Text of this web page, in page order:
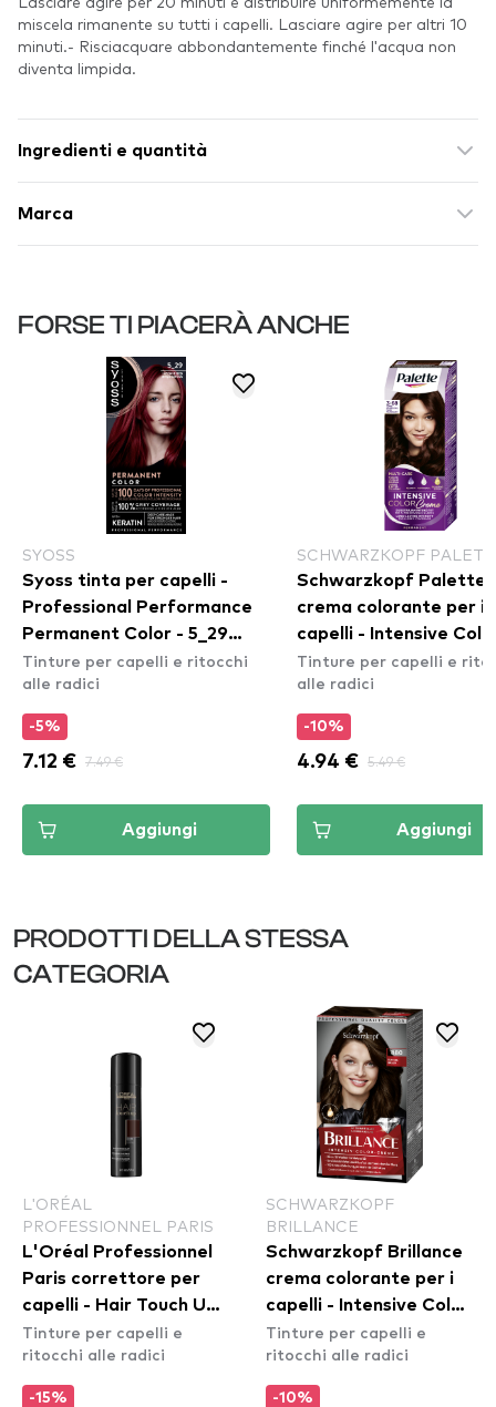
miscela rimanente su tutti i capelli. Lasciare agire per altri 10
minuti.- Risciacquare abbondantemente finché l'acqua non
diventa limpida.
Ingredienti e quantità
Marca
FORSE TI PIACERÀ ANCHE
SYOSS
Syoss tinta per capelli -
Professional Performance
Permanent Color - 5_29
Intense Red
Tinture per capelli e ritocchi
alle radici
-5%
7.12 € 7.49 €
Aggiungi
SCHWARZKOPF
Schwarzkopf Palette
crema colorante per i
capelli - Intensive
Creme - 3-68 Dark
Mahogany
Tinture per capelli e
alle radici
-10%
4.94 € 5.49 €
Aggiungi
PRODOTTI DELLA STESSA
CATEGORIA
L'ORÉAL
PROFESSIONNEL PARIS
L'Oréal Professionnel
Paris correttore per
capelli - Hair Touch Up -
Brown
Tinture per capelli e
ritocchi alle radici
-15%
SCHWARZKOPF
BRILLANCE
Schwarzkopf Brillance
crema colorante per i
capelli - Intensive Color
Cream - 880 Dark
Brown
Tinture per capelli e
ritocchi alle radici
-10%